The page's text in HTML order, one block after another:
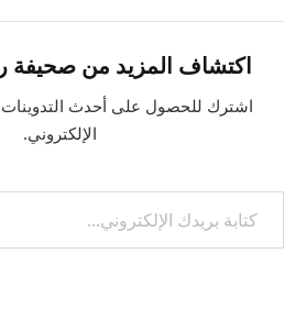
اكتشاف المزيد من صحيفة
اشترك للحصول على أحدث التدوينات
الإلكتروني.
كتابة بريدك الإلكتروني...